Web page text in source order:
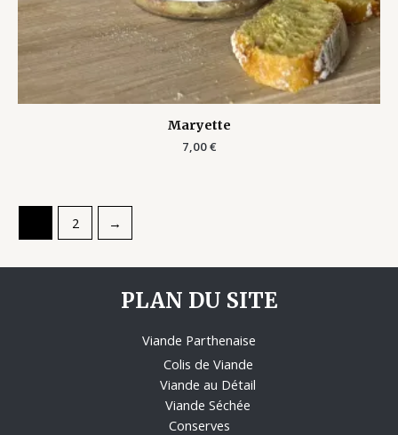
Maryette
7,00€
2 →
PLAN DU SITE
Viande Parthenaise
Colis de Viande
Viande au Détail
Viande Séchée
Conserves